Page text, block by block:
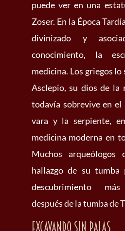
puede ver en una
Zoser. En la Época
divinizado y
conocimiento, la
medicina. Los griegos lo
Asclepio, su dios de la
todavía sobrevive en el
vara y la serpiente,
medicina moderna en
Muchos arqueólogos
hallazgo de su tumba
descubrimiento
después de la tumba de
Excavando sin palas